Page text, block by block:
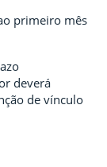
primeiro mês
deverá
de vínculo